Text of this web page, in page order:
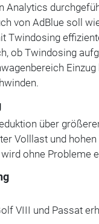
Analytics
von AdBlue soll
Twindosing
ob Twindosing
über
Volllast und
wird ohne Probleme
VIII und Passat